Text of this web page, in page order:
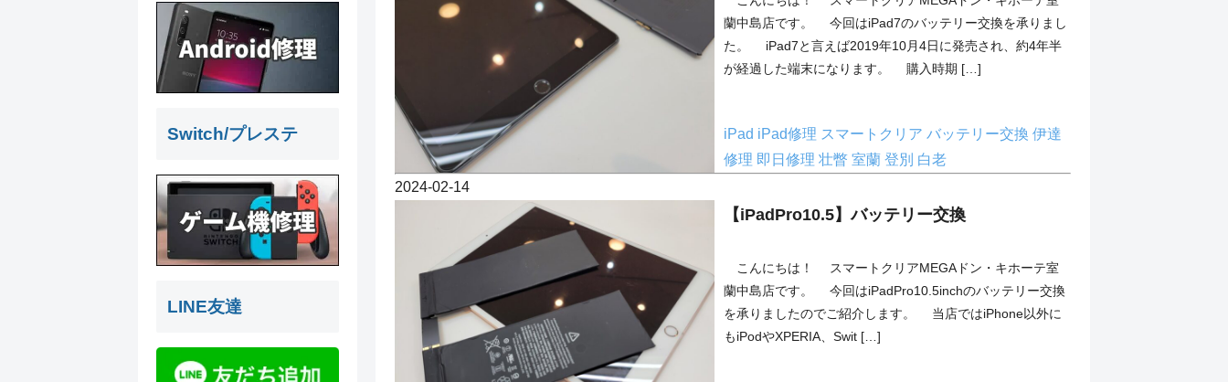
蘭中島店です。 今回はiPad7のバッテリー交換を承りまし
た。 iPad7と言えば2019年10月4日に発売され、約4年半
が経過した端末になります。 購入時期 […]
iPad iPad修理 スマートクリア バッテリー交換 伊達
修理 即日修理 壮瞥 室蘭 登別 白老
2024-02-14
【iPadPro10.5】バッテリー交換
こんにちは！ スマートクリアMEGAドン・キホーテ室
蘭中島店です。 今回はiPadPro10.5inchのバッテリー交換
を承りましたのでご紹介します。 当店ではiPhone以外に
もiPodやXPERIA、Swit […]
Switch/プレステ
LINE友達